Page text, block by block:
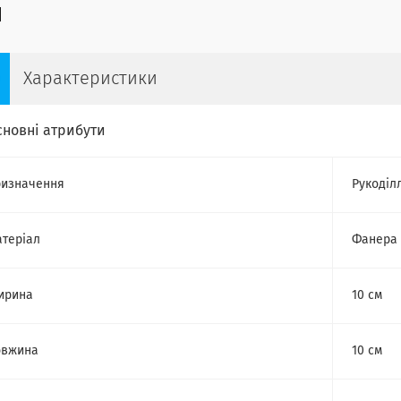
Характеристики
атрибути
Фанера
10 см
10 см